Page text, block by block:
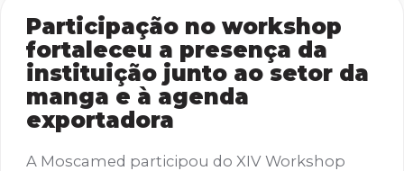
Participação no workshop
fortaleceu a presença da
instituição junto ao setor da
manga e à agenda
exportadora
A Moscamed participou do XIV Workshop